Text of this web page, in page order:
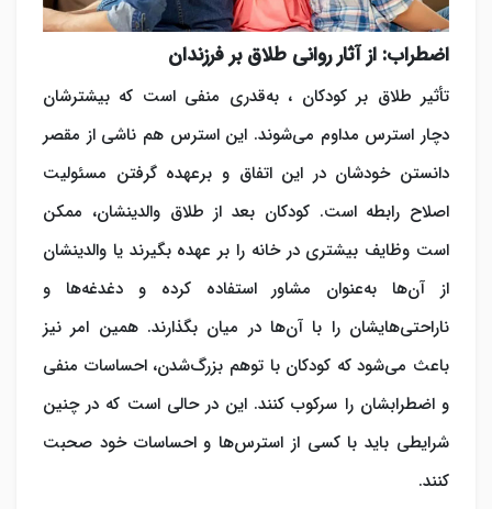
اضطراب: از آثار روانی طلاق بر فرزندان
تأثیر طلاق بر کودکان ، به‌قدری منفی است که بیشترشان
دچار استرس مداوم می‌شوند. این استرس هم ناشی از مقصر
دانستن خودشان در این اتفاق و برعهده گرفتن مسئولیت
اصلاح رابطه است. کودکان بعد از طلاق والدینشان، ممکن
است وظایف بیشتری در خانه را بر عهده بگیرند یا والدینشان
از آن‌ها به‌عنوان مشاور استفاده کرده و دغدغه‌ها و
ناراحتی‌هایشان را با آن‌ها در میان بگذارند. همین امر نیز
باعث می‌شود که کودکان با توهم بزرگ‌شدن، احساسات منفی
و اضطرابشان را سرکوب کنند. این در حالی است که در چنین
شرایطی باید با کسی از استرس‌ها و احساسات خود صحبت
کنند.